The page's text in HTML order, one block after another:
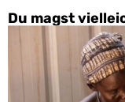
Du magst